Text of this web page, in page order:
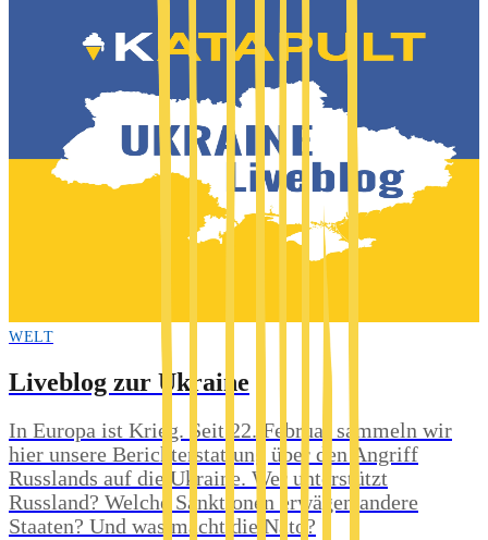
WELT
Liveblog zur Ukraine
In Europa ist Krieg. Seit 22. Februar sammeln wir
hier unsere Berichterstattung über den Angriff
Russlands auf die Ukraine. Wer unterstützt
Russland? Welche Sanktionen erwägen andere
Staaten? Und was macht die Nato?